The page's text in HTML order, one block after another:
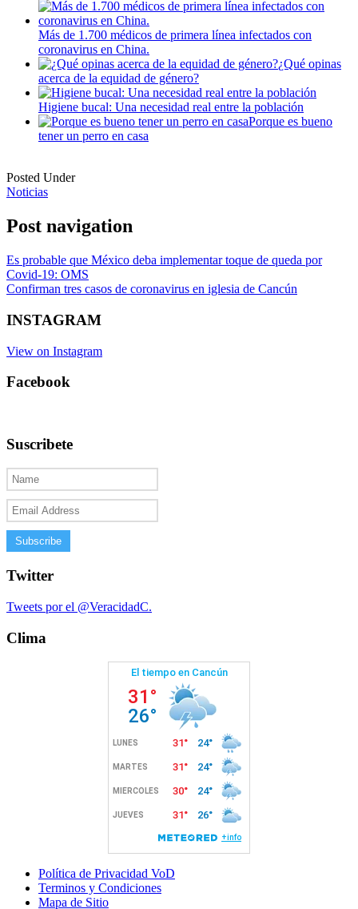
Más de 1.700 médicos de primera línea infectados con
coronavirus en China.
¿Qué opinas
acerca de la equidad de género?
Higiene bucal: Una necesidad real entre la población
Porque es bueno
tener un perro en casa
Posted Under
Noticias
Post navigation
Es probable que México deba implementar toque de queda por
Covid-19: OMS
Confirman tres casos de coronavirus en iglesia de Cancún
INSTAGRAM
View on Instagram
Facebook
Suscribete
Twitter
Tweets por el @VeracidadC.
Clima
Política de Privacidad VoD
Terminos y Condiciones
Mapa de Sitio